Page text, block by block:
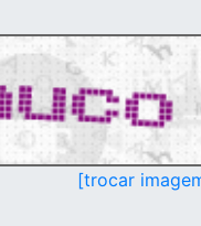
[trocar